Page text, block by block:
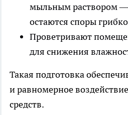
мыльным раствором —
остаются споры
Проветривают
для снижения
Такая подготовка
и равномерное
средств.